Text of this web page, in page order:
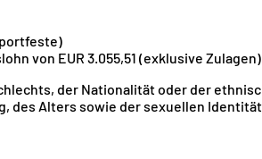
von EUR 3.055,51 (exklusive
der Nationalität oder der
des Alters sowie der sexuellen